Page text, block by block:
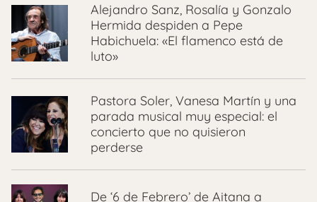
Alejandro Sanz, Rosalía y Gonzalo
Hermida despiden a Pepe
Habichuela: «El flamenco está de
luto»
Pastora Soler, Vanesa Martín y una
parada musical muy especial: el
concierto que no quisieron
perderse
De ‘6 de Febrero’ de Aitana a